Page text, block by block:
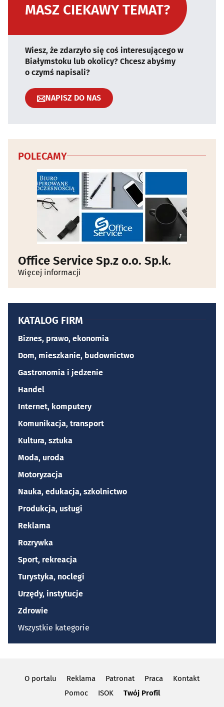
MASZ CIEKAWY TEMAT?
Wiesz, że zdarzyło się coś interesującego w
Białymstoku lub okolicy? Chcesz abyśmy
o czymś napisali?
NAPISZ DO NAS
POLECAMY
Office Service Sp.z o.o. Sp.k.
Więcej informacji
KATALOG FIRM
Biznes, prawo, ekonomia
Dom, mieszkanie, budownictwo
Gastronomia i jedzenie
Handel
Internet, komputery
Komunikacja, transport
Kultura, sztuka
Moda, uroda
Motoryzacja
Nauka, edukacja, szkolnictwo
Produkcja, usługi
Reklama
Rozrywka
Sport, rekreacja
Turystyka, noclegi
Urzędy, instytucje
Zdrowie
Wszystkie kategorie
O portalu Reklama Patronat Praca
Kontakt
Pomoc
ISOK Twój Profil